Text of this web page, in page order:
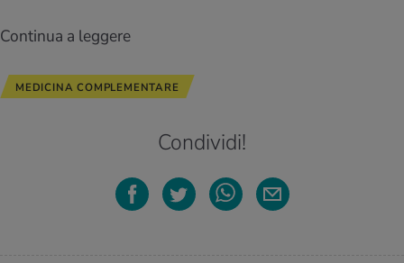
Continua a leggere
MEDICINA COMPLEMENTARE
Condividi!